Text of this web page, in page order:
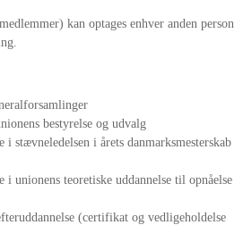
kan optages enhver anden person
bestyrelse og udvalg
stævneledelsen i årets danmarksmesterskab
i unionens teoretiske uddannelse til opnåelse
(certifikat og vedligeholdelse